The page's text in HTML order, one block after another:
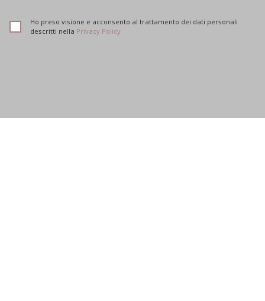
Ho preso visione e acconsento al trattamento dei dati personali
descritti nella Privacy Policy